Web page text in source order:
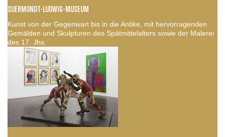
SUERMONDT-LUDWIG-MUSEUM
Kunst von der Gegenwart bis in die Antike, mit hervorragenden
Gemälden und Skulpturen des Spätmittelalters sowie der Malerei
des 17. Jhs.